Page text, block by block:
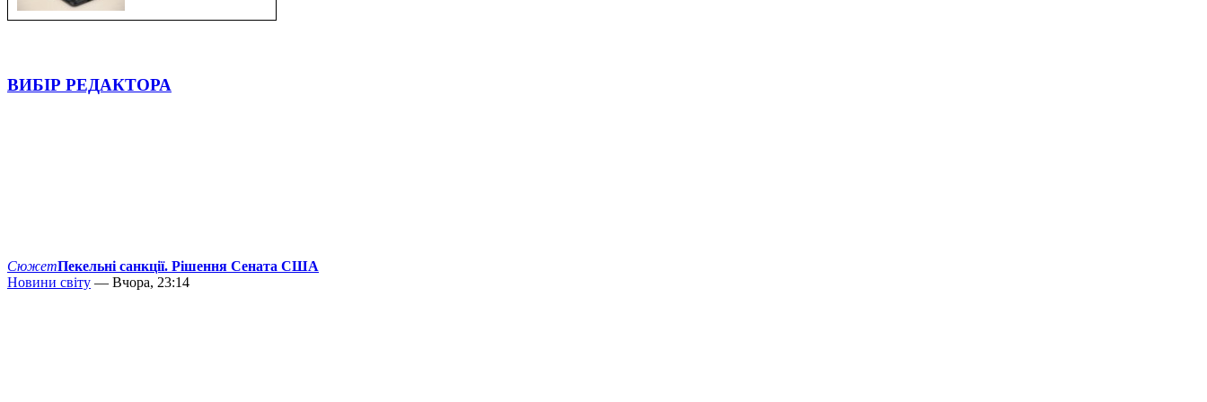
ВИБІР РЕДАКТОРА
СюжетПекельні санкції. Рішення Сената США
Новини світу — Вчора, 23:14